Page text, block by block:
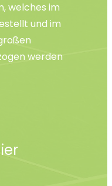
welches im
und im
werden